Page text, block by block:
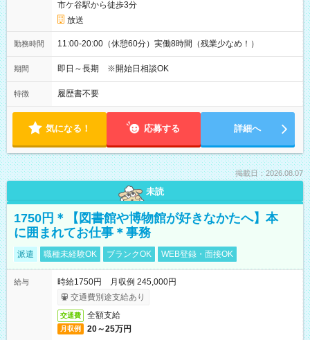
市ケ谷駅から徒歩3分
放送
勤務時間 11:00-20:00（休憩60分）実働8時間（残業少なめ！）
期間 即日～長期 ※開始日相談OK
特徴 履歴書不要
気になる！ 応募する 詳細へ
掲載日：2026.08.07
未読
1750円＊【図書館や博物館が好きなかたへ】本
に囲まれてお仕事＊事務
派遣 職種未経験OK ブランクOK WEB登録・面接OK
給与
時給1750円 月収例 245,000円
交通費別途支給あり
交通費 全額支給
月収例 20～25万円